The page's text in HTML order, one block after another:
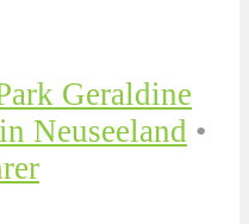
Neuseeland •